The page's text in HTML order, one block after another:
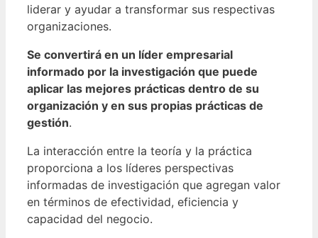
liderar y ayudar a transformar sus respectivas
organizaciones.
Se convertirá en un líder empresarial
informado por la investigación que puede
aplicar las mejores prácticas dentro de su
organización y en sus propias prácticas de
gestión.
La interacción entre la teoría y la práctica
proporciona a los líderes perspectivas
informadas de investigación que agregan valor
en términos de efectividad, eficiencia y
capacidad del negocio.